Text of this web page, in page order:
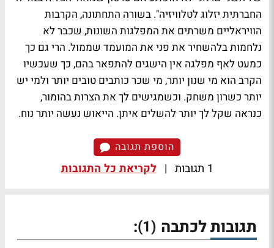
החברתית יזלוג לטלוויזיה". בשורה התחתונה, הקרבות
הוויראליים משרתים את המפלגות השונות, שכבר לא
נלחמות בלהשחיר את פני את המועמד שממול. הרי גם כך
כמעט לאף מפלגה אין הישגים להתפאר בהם, כך שעכשיו
הקרב הוא מי שנון יותר, מי שכר כותבים טובים יותר ולמי יש
יותר כשרון משחק. וכשמגישים לך את הצרות בהומור,
כנראה שקל לך יותר להשלים איתן. הייאוש נעשה יותר נוח.
הוספת תגובה
1 תגובות | לקריאת כל התגובות
תגובות לכתבה (1)
: